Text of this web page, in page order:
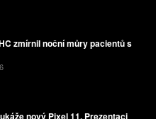
zmírnil noční můry pacientů s
nový Pixel 11. Prezentaci